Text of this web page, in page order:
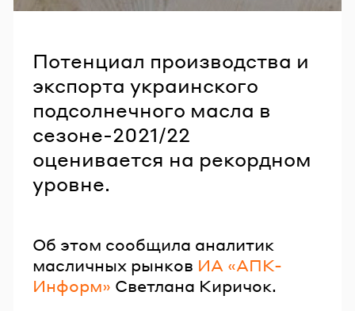
Потенциал производства и
экспорта украинского
подсолнечного масла в
сезоне-2021/22
оценивается на рекордном
уровне.
Об этом сообщила аналитик
масличных рынков ИА «АПК-
Информ» Светлана Киричок.